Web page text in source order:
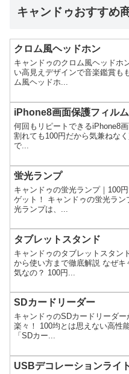
キャンドゥおすすめ
クロム風ヘッドホン
キャンドゥのクロム風ヘッドホ
い高見えデザインで音楽鑑賞も
ム風ヘッドホ...
iPhone8画面保護フィルム
何回もリピートできるiPhone8
割れても100円だから気兼ねな
で...
蛍光ランプ
キャンドゥの蛍光ランプ｜100
ゲット！ キャンドゥの蛍光ラ
光ランプは、...
タブレットスタンド
キャンドゥのタブレットスタン
から使い方まで徹底解説 なぜ
気なの？ 100円...
SDカードリーダー
キャンドゥのSDカードリーダ
楽々！ 100均とは思えない高性
「SDカー...
USBデコレーションライト